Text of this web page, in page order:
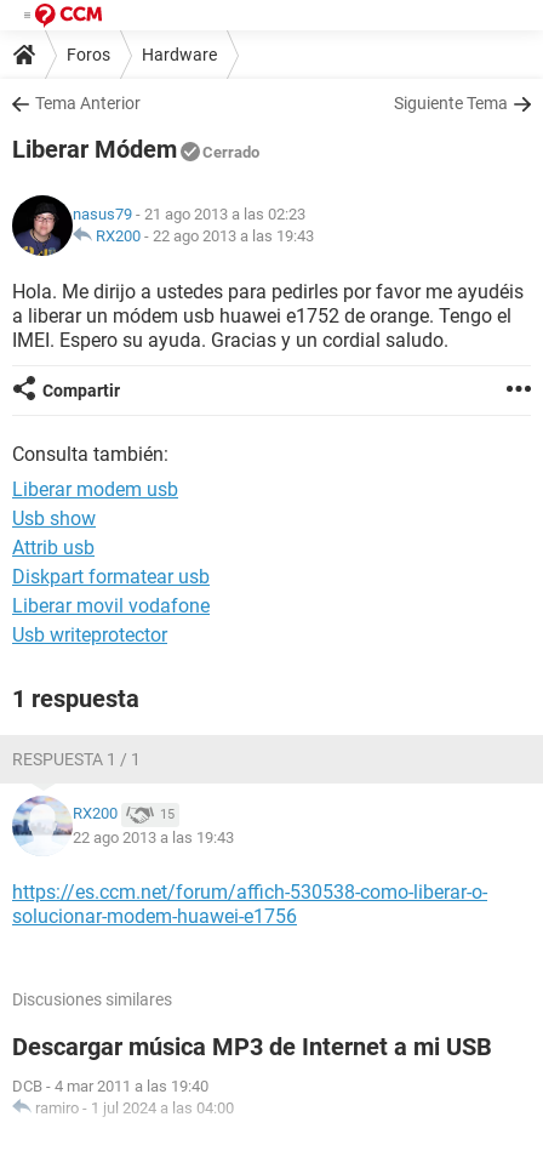
Foros Hardware
Tema Anterior Siguiente Tema
Liberar Módem Cerrado
nasus79 - 21 ago 2013 a las 02:23
RX200 - 22 ago 2013 a las 19:43
Hola. Me dirijo a ustedes para pedirles por favor me ayudéis
a liberar un módem usb huawei e1752 de orange. Tengo el
IMEI. Espero su ayuda. Gracias y un cordial saludo.
Compartir
Consulta también:
Liberar modem usb
Usb show
Attrib usb
Diskpart formatear usb
Liberar movil vodafone
Usb writeprotector
1 respuesta
RESPUESTA 1 / 1
RX200 15
22 ago 2013 a las 19:43
https://es.ccm.net/forum/affich-530538-como-liberar-o-
solucionar-modem-huawei-e1756
Discusiones similares
Descargar música MP3 de Internet a mi USB
DCB - 4 mar 2011 a las 19:40
ramiro - 1 jul 2024 a las 04:00